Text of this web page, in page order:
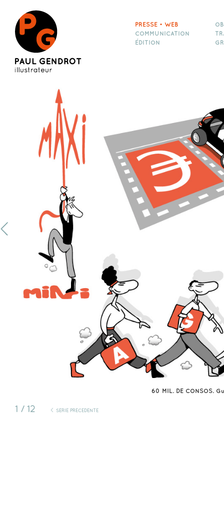
PRESSE • WEB
COMMUNICATION
ÉDITION
60 MIL. DE CONSOS.
1 / 12 < SÉRIE PRÉCÉDENTE